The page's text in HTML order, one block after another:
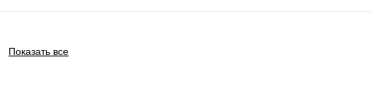
Показать все